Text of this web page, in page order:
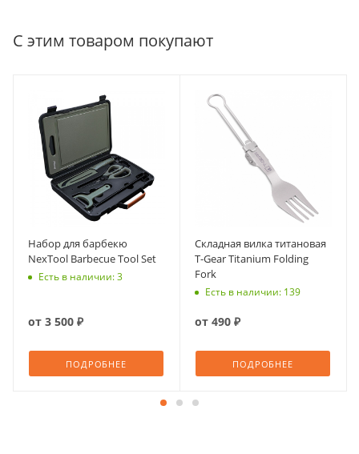
С этим товаром покупают
Набор для барбекю
NexTool Barbecue Tool Set
Есть в наличии: 3
от 3 500 ₽
ПОДРОБНЕЕ
Складная вилка титановая
T-Gear Titanium Folding
Fork
Есть в наличии: 139
от 490 ₽
ПОДРОБНЕЕ